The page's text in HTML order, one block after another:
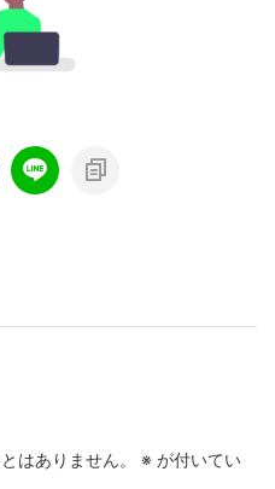
はありません。 ※ が付いてい